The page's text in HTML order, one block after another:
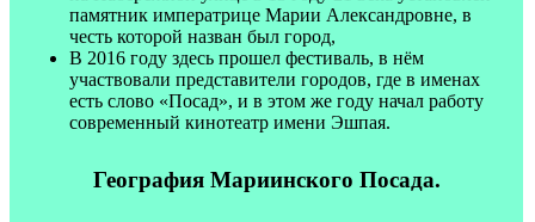
памятник императрице Марии Александровне, в
честь которой назван был город,
В 2016 году здесь прошел фестиваль, в нём
участвовали представители городов, где в именах
есть слово «Посад», и в этом же году начал работу
современный кинотеатр имени Эшпая.
География Мариинского Посада.